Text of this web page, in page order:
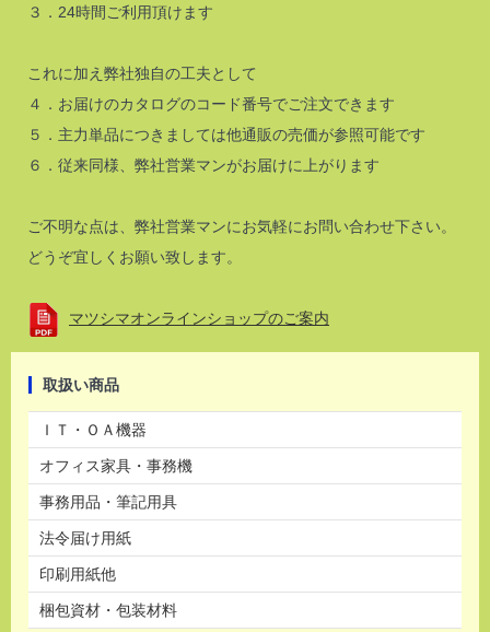
３．24時間ご利用頂けます
これに加え弊社独自の工夫として
４．お届けのカタログのコード番号でご注文できます
５．主力単品につきましては他通販の売価が参照可能です
６．従来同様、弊社営業マンがお届けに上がります
ご不明な点は、弊社営業マンにお気軽にお問い合わせ下さい。
どうぞ宜しくお願い致します。
マツシマオンラインショップのご案内
取扱い商品
ＩＴ・ＯＡ機器
オフィス家具・事務機
事務用品・筆記用具
法令届け用紙
印刷用紙他
梱包資材・包装材料